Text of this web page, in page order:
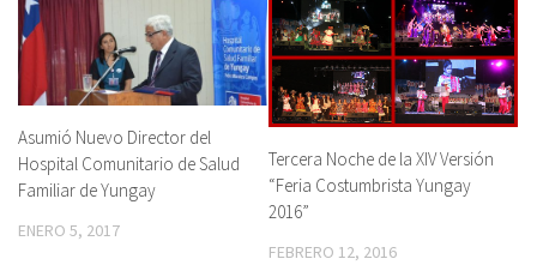
Asumió Nuevo Director del
Hospital Comunitario de Salud
Familiar de Yungay
ENERO 5, 2017
Tercera Noche de la XIV Versión
“Feria Costumbrista Yungay
2016”
FEBRERO 12, 2016